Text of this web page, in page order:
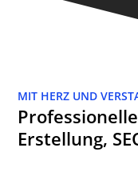
MIT HERZ UND
Erstellung,